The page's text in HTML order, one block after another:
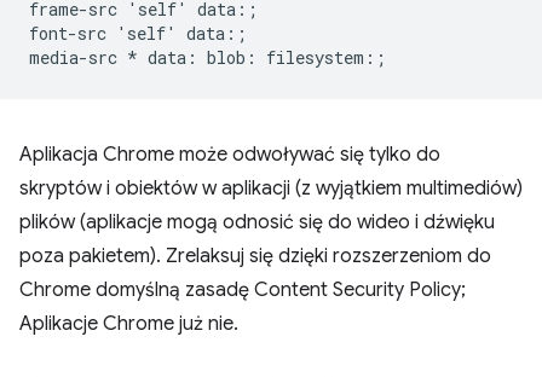
frame-src 'self' data:;
font-src 'self' data:;
Aplikacja Chrome może odwoływać się tylko do
skryptów i obiektów w aplikacji (z wyjątkiem multimediów)
plików (aplikacje mogą odnosić się do wideo i dźwięku
poza pakietem). Zrelaksuj się dzięki rozszerzeniom do
Chrome domyślną zasadę Content Security Policy;
Aplikacje Chrome już nie.